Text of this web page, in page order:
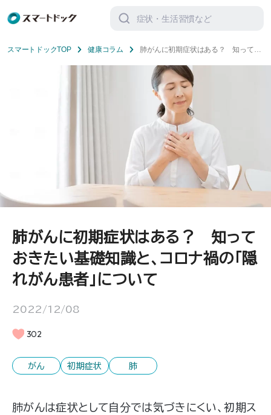
索
スマートドックTOP 健康コラム
肺がんに初期症状はある？ 知ってお
がん患者」について
肺がんに初期症状はある？ 知って
おきたい基礎知識と、コロナ禍の「隠
れがん患者」について
2022/12/08
302
がん 初期症状 肺
肺がんは症状として自分では気づきにくい、初期ス